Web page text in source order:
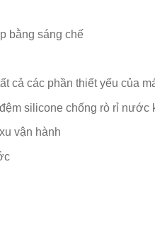
bằng sáng chế
cả các phần thiết yếu của
silicone chống rò rỉ nước
vận hành